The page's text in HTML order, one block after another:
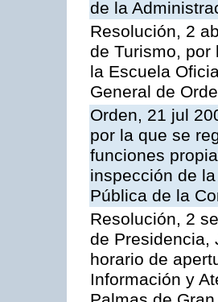
de la
Resolución, 2
de Turismo, por
la Escuela
General de
Orden, 21 jul
por la que se
funciones
inspección de
Pública de la
Resolución, 2
de Presidencia,
horario de
Información y